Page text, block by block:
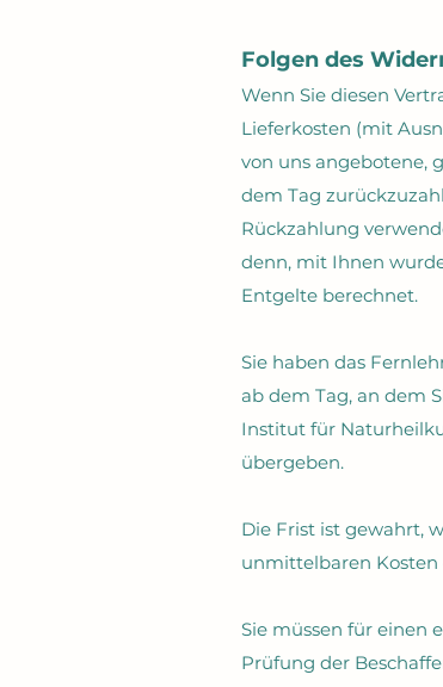
Folgen des
Wenn Sie diesen
Lieferkosten (mit
von uns angebotene,
dem Tag
Rückzahlung
denn, mit Ihnen
Entgelte berechnet.
Sie haben das
ab dem Tag, an dem
Institut für
übergeben.
Die Frist ist gewahrt,
unmittelbaren Kosten
Sie müssen für einen
Prüfung der